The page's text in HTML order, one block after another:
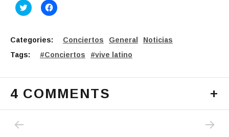
C
l
t
o
s
h
e
n
T
i
C
l
s
h
e
F
c
Categories: Conciertos General
Noticias
Tags:
Conciertos vive latino
4 COMMENTS
+
Post navigation
PREVIOUS POST: POISON – “WHAT I LIKE
NEXT